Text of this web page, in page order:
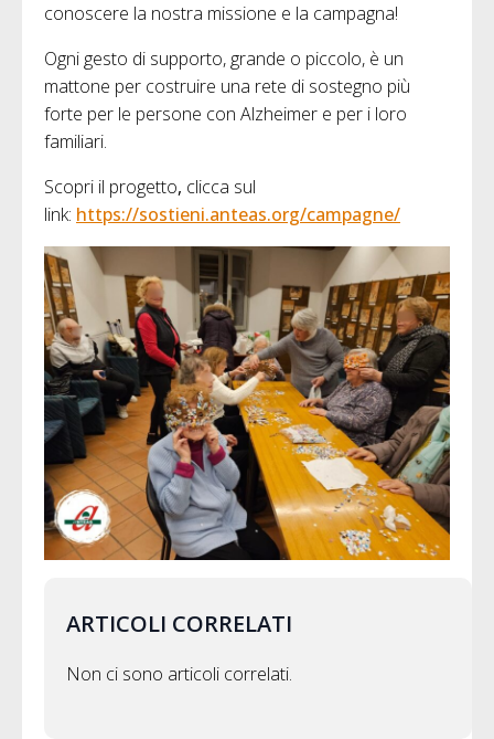
conoscere la nostra missione e la campagna!
Ogni gesto di supporto, grande o piccolo, è un
mattone per costruire una rete di sostegno più
forte per le persone con Alzheimer e per i loro
familiari.
Scopri il progetto, clicca sul
link: https://sostieni.anteas.org/campagne/
ARTICOLI CORRELATI
Non ci sono articoli correlati.